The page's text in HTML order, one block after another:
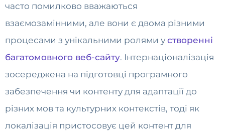
часто помилково вважаються
взаємозамінними, але вони є двома різними
процесами з унікальними ролями у створенні
багатомовного веб-сайту. Інтернаціоналізація
зосереджена на підготовці програмного
забезпечення чи контенту для адаптації до
різних мов та культурних контекстів, тоді як
локалізація пристосовує цей контент для